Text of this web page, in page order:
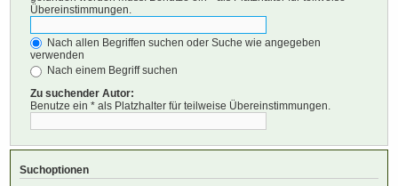
Übereinstimmungen.
Nach allen Begriffen suchen oder Suche wie angegeben
verwenden
Nach einem Begriff suchen
Zu suchender Autor:
Benutze ein * als Platzhalter für teilweise Übereinstimmungen.
Suchoptionen